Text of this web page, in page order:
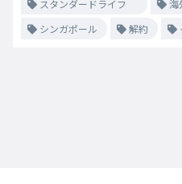
スタンダードライフ
海
シンガポール
解約